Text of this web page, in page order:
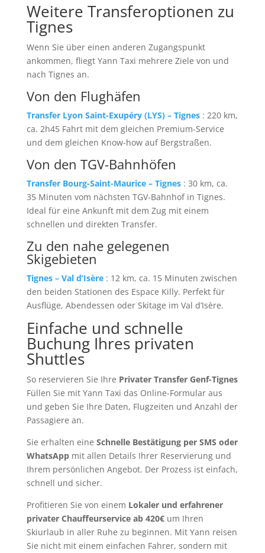
Weitere Transferoptionen zu
Tignes
Wenn Sie über einen anderen Zugangspunkt
ankommen, fliegt Yann Taxi mehrere Ziele von und
nach Tignes an.
Von den Flughäfen
Transfer Lyon Saint-Exupéry (LYS) – Tignes: 220 km,
ca. 2h45 Fahrt mit dem gleichen Premium-Service
und dem gleichen Know-how auf Bergstraßen.
Von den TGV-Bahnhöfen
Transfer Bourg-Saint-Maurice – Tignes: 30 km, ca.
35 Minuten vom nächsten TGV-Bahnhof in Tignes.
Ideal für eine Ankunft mit dem Zug mit einem
schnellen und direkten Transfer.
Zu den nahe gelegenen
Skigebieten
Tignes – Val d’Isère: 12 km, ca. 15 Minuten zwischen
den beiden Stationen des Espace Killy. Perfekt für
Ausflüge, Abendessen oder Skitage im Val d’Isère.
Einfache und schnelle
Buchung Ihres privaten
Shuttles
So reservieren Sie Ihre Privater Transfer Genf-Tignes
Füllen Sie mit Yann Taxi das Online-Formular aus
und geben Sie Ihre Daten, Flugzeiten und Anzahl der
Passagiere an.
Sie erhalten eine Schnelle Bestätigung per SMS oder
WhatsAppmit allen Details Ihrer Reservierung und
Ihrem persönlichen Angebot. Der Prozess ist einfach,
schnell und sicher.
Profitieren Sie von einem Lokaler und erfahrener
privater Chauffeurservice ab 420€um Ihren
Skiurlaub in aller Ruhe zu beginnen. Mit Yann reisen
Sie nicht mit einem einfachen Fahrer, sondern mit